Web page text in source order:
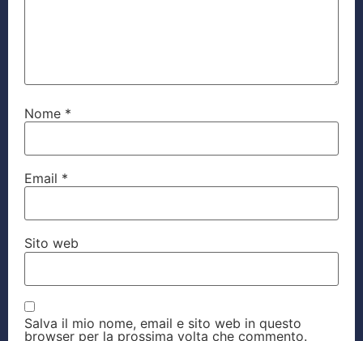
Nome *
Email *
Sito web
Salva il mio nome, email e sito web in questo
browser per la prossima volta che commento.